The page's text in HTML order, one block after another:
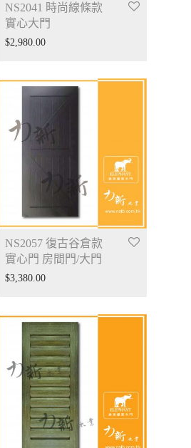
NS2041 時尚線條款
實心大門
$2,980.00
NS2057 復古谷倉款
實心門 房間門/大門
$3,380.00